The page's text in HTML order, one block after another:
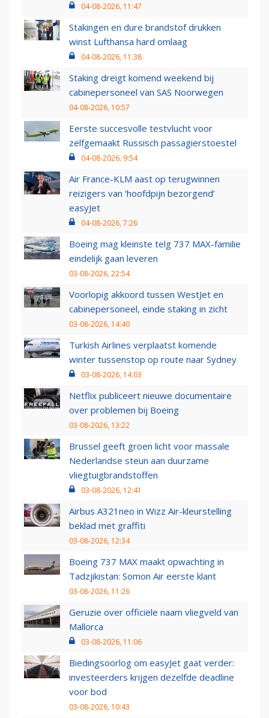
04-08-2026, 11:47
Stakingen en dure brandstof drukken
winst Lufthansa hard omlaag
04-08-2026, 11:38
Staking dreigt komend weekend bij
cabinepersoneel van SAS Noorwegen
04-08-2026, 10:57
Eerste succesvolle testvlucht voor
zelfgemaakt Russisch passagierstoestel
04-08-2026, 9:54
Air France-KLM aast op terugwinnen
reizigers van ‘hoofdpijn bezorgend’
easyJet
04-08-2026, 7:26
Boeing mag kleinste telg 737 MAX-familie
eindelijk gaan leveren
03-08-2026, 22:54
Voorlopig akkoord tussen WestJet en
cabinepersoneel, einde staking in zicht
03-08-2026, 14:40
Turkish Airlines verplaatst komende
winter tussenstop op route naar Sydney
03-08-2026, 14:03
Netflix publiceert nieuwe documentaire
over problemen bij Boeing
03-08-2026, 13:22
Brussel geeft groen licht voor massale
Nederlandse steun aan duurzame
vliegtuigbrandstoffen
03-08-2026, 12:41
Airbus A321neo in Wizz Air-kleurstelling
beklad met graffiti
03-08-2026, 12:34
Boeing 737 MAX maakt opwachting in
Tadzjikistan: Somon Air eerste klant
03-08-2026, 11:26
Geruzie over officiële naam vliegveld van
Mallorca
03-08-2026, 11:06
Biedingsoorlog om easyJet gaat verder:
investeerders krijgen dezelfde deadline
voor bod
03-08-2026, 10:43